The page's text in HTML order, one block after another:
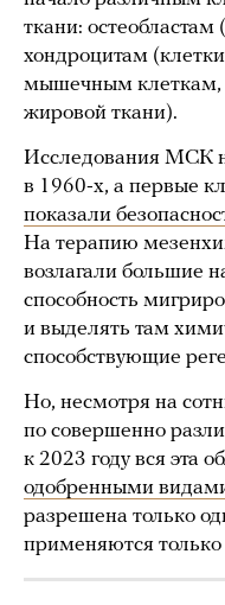
ткани: остеобластам
хондроцитам
мышечным клеткам,
жировой ткани).
Исследования МСК
в 1960-х, а первые
показали
На терапию
возлагали большие
способность
и выделять там
способствующие
Но, несмотря на
по совершенно
к 2023 году вся эта
одобренными
разрешена только
применяются только